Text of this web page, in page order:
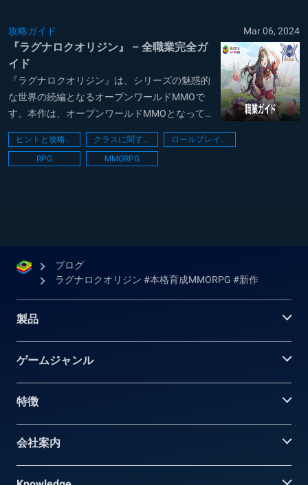
攻略ガイド Mar 06, 2024
『ラグナロクオリジン』 – 全職業完全ガ
イド
『ラグナロクオリジン』は、シリーズの魅惑的
な世界の続編となるオープンワールドMMOで
す。本作は、オープンワールドMMOとなって
おり、シリーズの伝承を拡張し、テーマ性のあ
るファンタジーアドベンチャーをプレイヤーに
提供します。本作は、Google Play StoreとiOS
ヒントと攻略法 クラスに関するガイド
ロールプレイング
RPG
MMORPG
ブログ
ラグナロクオリジン #本格育成MMORPG #新作
製品
ゲームジャンル
特徴
会社案内